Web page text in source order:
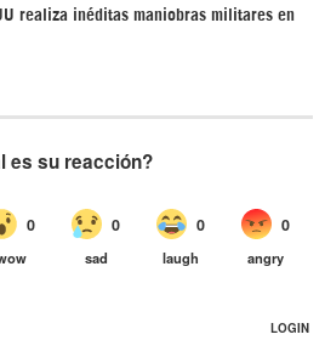
realiza inéditas maniobras militares en